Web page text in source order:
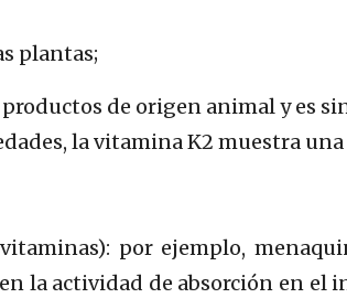
plantas;
de origen animal y es
la vitamina K2 muestra
por ejemplo,
la actividad de absorción en el